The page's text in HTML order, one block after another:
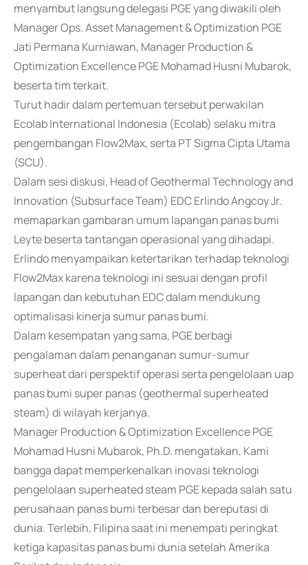
menyambut langsung delegasi PGE yang diwakili oleh
Manager Ops. Asset Management & Optimization PGE
Jati Permana Kurniawan, Manager Production &
Optimization Excellence PGE Mohamad Husni Mubarok,
beserta tim terkait.
Turut hadir dalam pertemuan tersebut perwakilan
Ecolab International Indonesia (Ecolab) selaku mitra
pengembangan Flow2Max, serta PT Sigma Cipta Utama
(SCU).
Dalam sesi diskusi, Head of Geothermal Technology and
Innovation (Subsurface Team) EDC Erlindo Angcoy Jr.
memaparkan gambaran umum lapangan panas bumi
Leyte beserta tantangan operasional yang dihadapi.
Erlindo menyampaikan ketertarikan terhadap teknologi
Flow2Max karena teknologi ini sesuai dengan profil
lapangan dan kebutuhan EDC dalam mendukung
optimalisasi kinerja sumur panas bumi.
Dalam kesempatan yang sama, PGE berbagi
pengalaman dalam penanganan sumur-sumur
superheat dari perspektif operasi serta pengelolaan uap
panas bumi super panas (geothermal superheated
steam) di wilayah kerjanya.
Manager Production & Optimization Excellence PGE
Mohamad Husni Mubarok, Ph.D. mengatakan, Kami
bangga dapat memperkenalkan inovasi teknologi
pengelolaan superheated steam PGE kepada salah satu
perusahaan panas bumi terbesar dan bereputasi di
dunia. Terlebih, Filipina saat ini menempati peringkat
ketiga kapasitas panas bumi dunia setelah Amerika